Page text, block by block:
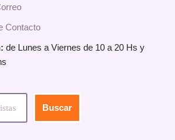
Contacto
de Lunes a Viernes de 10 a 20 Hs y
Buscar